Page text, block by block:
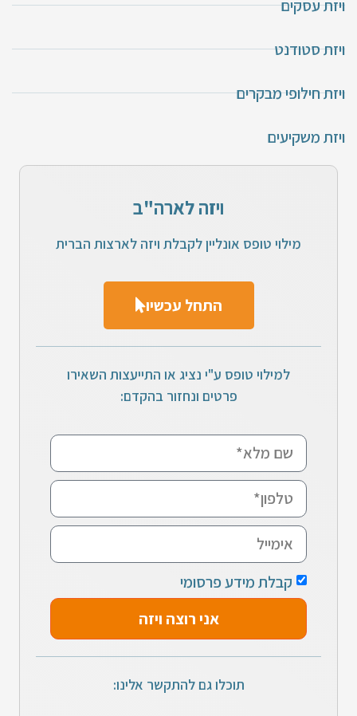
ויזת עסקים
ויזת סטודנט
ויזת חילופי מבקרים
ויזת משקיעים
ויזה לארה"ב
מילוי טופס אונליין לקבלת ויזה לארצות הברית
התחל עכשיו
למילוי טופס ע"י נציג או התייעצות השאירו
פרטים ונחזור בהקדם:
קבלת מידע פרסומי
אני רוצה ויזה
תוכלו גם להתקשר אלינו: